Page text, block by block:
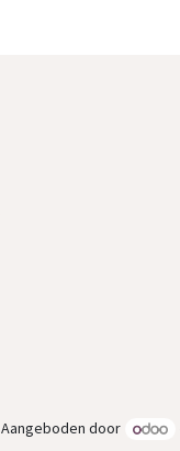
Aangeboden door